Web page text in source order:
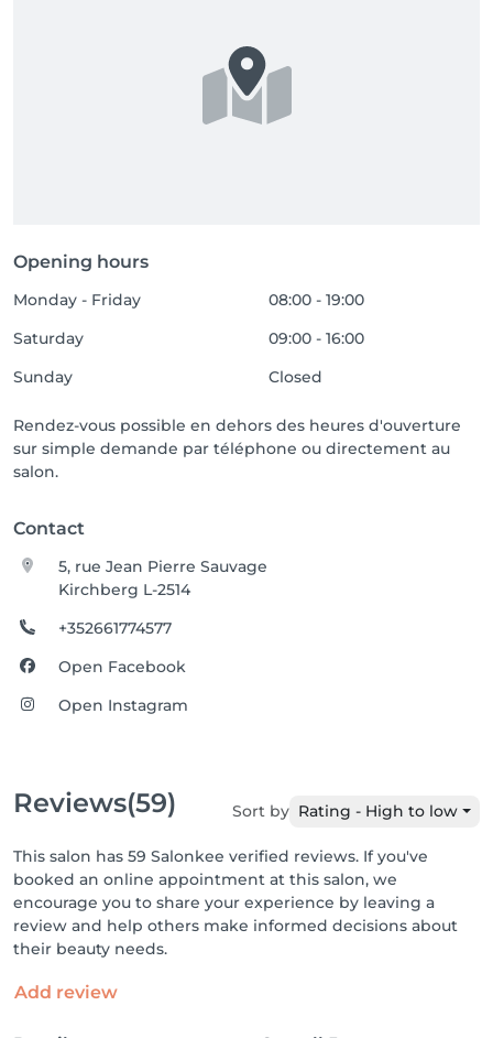
Opening hours
Monday - Friday
08:00 - 19:00
Saturday
09:00 - 16:00
Sunday
Closed
Rendez-vous possible en dehors des heures d'ouverture
sur simple demande par téléphone ou directement au
salon.
Contact
5, rue Jean Pierre Sauvage
Kirchberg L-2514
+352661774577
Open Facebook
Open Instagram
Reviews(59) Sort by Rating - High to low
This salon has 59 Salonkee verified reviews. If you've
booked an online appointment at this salon, we
encourage you to share your experience by leaving a
review and help others make informed decisions about
their beauty needs.
Add review